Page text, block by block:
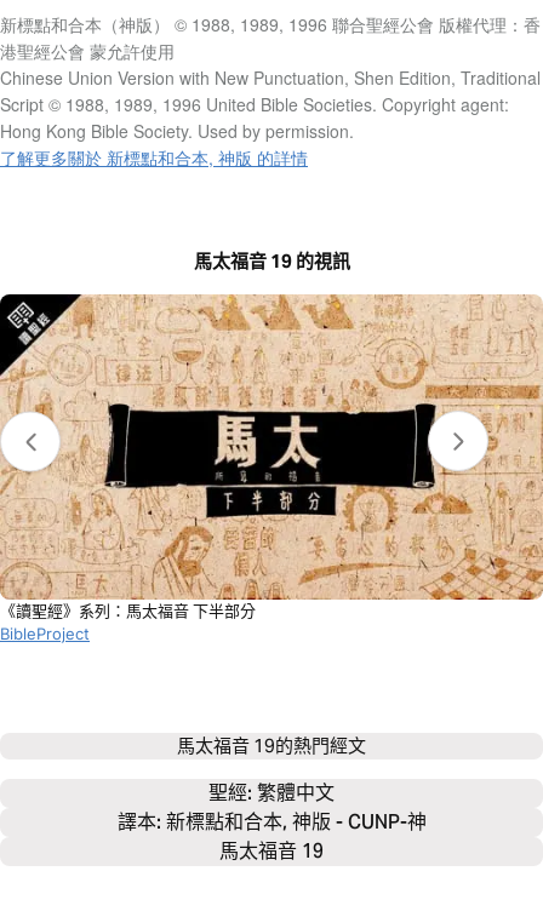
新標點和合本（神版） © 1988, 1989, 1996 聯合聖經公會 版權代理：香
港聖經公會 蒙允許使用
Chinese Union Version with New Punctuation, Shen Edition, Traditional
Script © 1988, 1989, 1996 United Bible Societies. Copyright agent:
Hong Kong Bible Society. Used by permission.
了解更多關於 新標點和合本, 神版 的詳情
馬太福音 19 的視訊
《讀聖經》系列：馬太福音 下半部分
BibleProject
馬太福音 19的熱門經文
聖經: 繁體中文
譯本: 新標點和合本, 神版 - CUNP-神
馬太福音 19